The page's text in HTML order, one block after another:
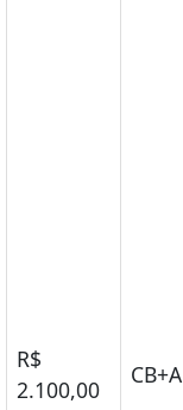
R$
2.100,00